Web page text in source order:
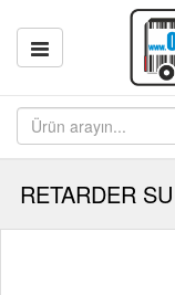
RETARDER